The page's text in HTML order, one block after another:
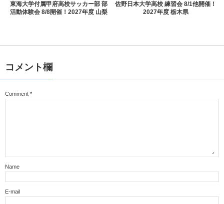
東海大学付属甲府高校サッカー部 部
活動体験会 8/8開催！2027年度 山梨
佐野日本大学高校 練習会 8/1他開催！
2027年度 栃木県
コメント欄
Comment *
Name
E-mail